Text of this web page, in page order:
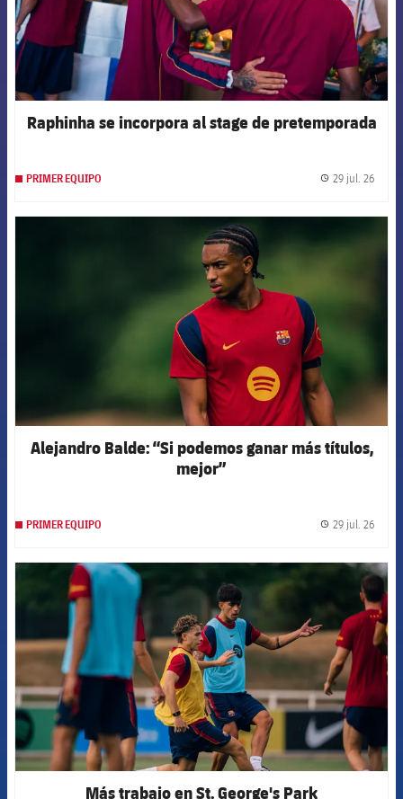
Raphinha se incorpora al stage de pretemporada
PRIMER EQUIPO 29 jul. 26
FCB Barcelona badge
Alejandro Balde: “Si podemos ganar más títulos,
mejor”
PRIMER EQUIPO 29 jul. 26
FCB Barcelona badge
Más trabajo en St. George's Park